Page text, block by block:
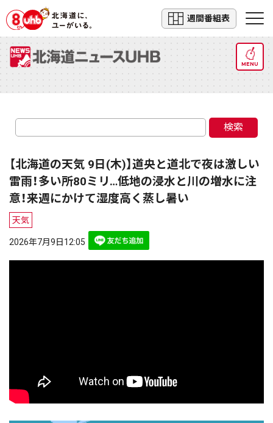
週間番組表
MENU
検索
【北海道の天気 9日(木)】道央と道北で夜は激しい
雷雨！多い所80ミリ…低地の浸水と川の増水に注
意！来週にかけて湿度高く蒸し暑い
天気
2026年7月9日12:05